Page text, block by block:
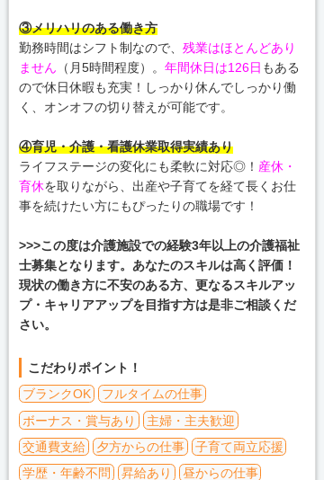
③メリハリのある働き方
勤務時間はシフト制なので、残業はほとんどあり
ません （月5時間程度）。年間休日は126日 もある
ので休日休暇も充実！しっかり休んでしっかり働
く、オンオフの切り替えが可能です。
④育児・介護・看護休業取得実績あり
ライフステージの変化にも柔軟に対応◎！ 産休・
育休を取りながら、出産や子育てを経て長くお仕
事を続けたい方にもぴったりの職場です！
>>>この度は介護施設での経験3年以上の介護福祉
士募集となります。あなたのスキルは高く評価！
現状の働き方に不安のある方、更なるスキルアッ
プ・キャリアアップを目指す方は是非ご相談くだ
さい。
こだわりポイント！
ブランクOK
フルタイムの仕事
ボーナス・賞与あり
主婦・主夫歓迎
交通費支給
夕方からの仕事
子育て両立応援
学歴・年齢不問
昇給あり 昼からの仕事